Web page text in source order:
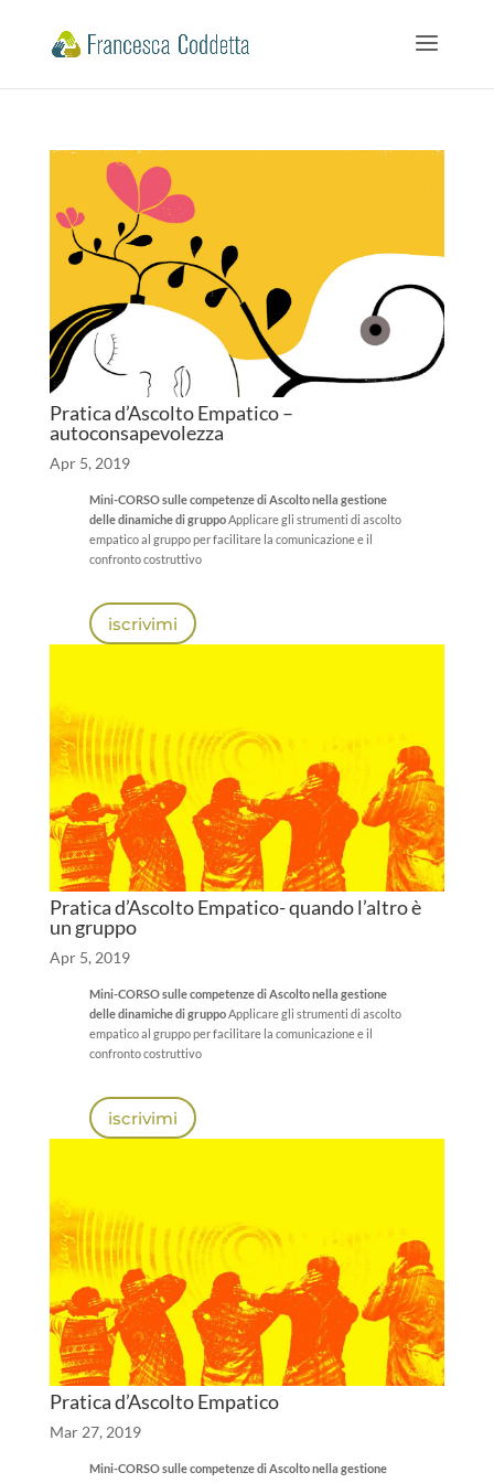
Pratica d’Ascolto Empatico –
autoconsapevolezza
Apr 5, 2019
Mini-CORSO sulle competenze di Ascolto nella gestione
delle dinamiche di gruppoApplicare gli strumenti di ascolto
empatico al gruppo perfacilitare la comunicazione e il
confronto costruttivo
iscrivimi
Pratica d’Ascolto Empatico- quando l’altro è
un gruppo
Apr 5, 2019
Mini-CORSO sulle competenze di Ascolto nella gestione
delle dinamiche di gruppoApplicare gli strumenti di ascolto
empatico al gruppo perfacilitare la comunicazione e il
confronto costruttivo
iscrivimi
Pratica d’Ascolto Empatico
Mar 27, 2019
Mini-CORSO sulle competenze di Ascolto nella gestione